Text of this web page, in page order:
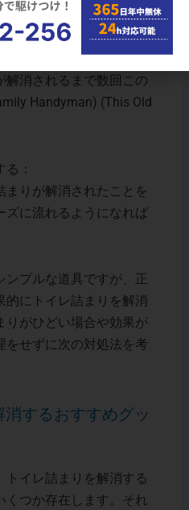
：
っくりと動かします。強
る可能性があるため、注
解消されるまで数回この
Handyman)​ (This Old
：
まりが解消されたことを
ズに流れるようになれば
ンプルな道具ですが、正
的にトイレ詰まりを解消
りがひどい場合や効果が
をせずに次の対処法を考
消するおすすめグッ
トイレ詰まりを解消する
くつか存在します。それ